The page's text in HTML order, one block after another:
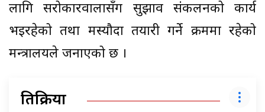
लागि सरोकारवालासँग सुझाव संकलनको कार्य
भइरहेको तथा मस्यौदा तयारी गर्ने क्रममा रहेको
मन्त्रालयले जनाएको छ ।
प्रतिक्रिया